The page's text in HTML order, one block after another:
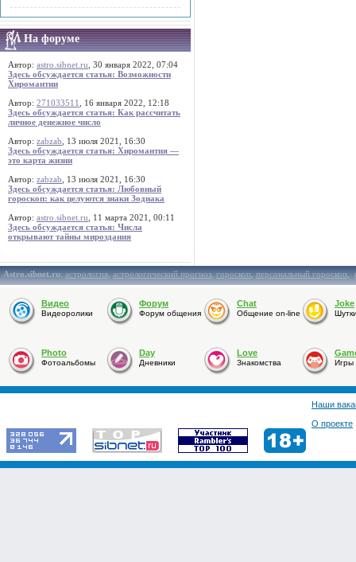
На форуме
Автор: astro.sibnet.ru , 30 января 2022, 07:04
Здесь обсуждается статья: Возможности
Хиромантии
Автор: 271033511
, 16 января 2022, 12:18
Здесь обсуждается статья: Как рассчитать
личное денежное число
Автор: zabzab , 13 июля 2021, 16:30
Здесь обсуждается статья: Хиромантия —
это карта жизни
Автор: zabzab , 13 июля 2021, 16:30
Здесь обсуждается статья: Любовный
гороскоп: как целуются знаки Зодиака
Автор: astro.sibnet.ru , 11 марта 2021, 00:11
Здесь обсуждается статья: Числа
открывают тайны мироздания
Astro.sibnet.ru:астрология,астрологический прогноз,гороскоп,персональный гороскоп,
Видео
Видеоролики
Форум
Форум общения
Chat
Общение on-line
Joke
Photo
Фотоальбомы
Day
Дневники
Love
Знакомства Игры
Наши
О проекте